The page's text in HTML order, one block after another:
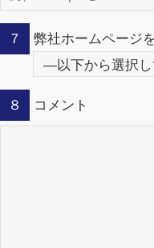
７ 弊社ホームページ
８ コメント